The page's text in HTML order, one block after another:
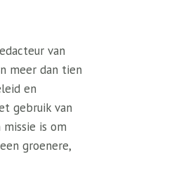
van
meer dan tien
en
gebruik van
is om
groenere,